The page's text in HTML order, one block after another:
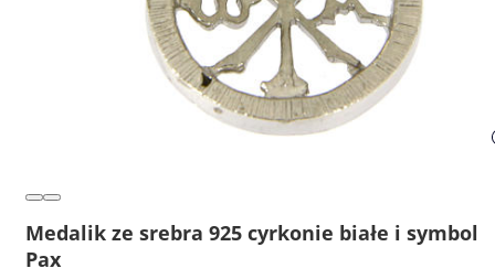
Medalik ze srebra 925 cyrkonie białe i symbol
Pax